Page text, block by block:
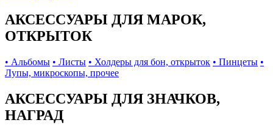
АКСЕССУАРЫ ДЛЯ МАРОК,
ОТКРЫТОК
• Альбомы • Листы • Холдеры для бон, открыток • Пинцеты •
Лупы, микроскопы, прочее
АКСЕССУАРЫ ДЛЯ ЗНАЧКОВ,
НАГРАД